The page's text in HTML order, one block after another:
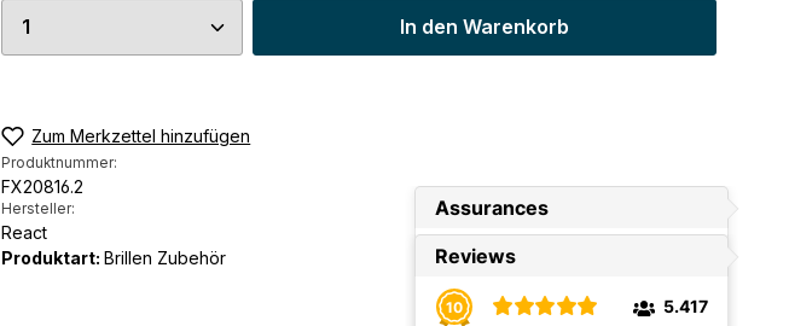
Produkt Anzahl: Gib den gewünschten Wert ein oder
In den Warenkorb
Zum Merkzettel hinzufügen
Produktnummer:
FX20816.2
Hersteller:
React
Produktart: Brillen Zubehör